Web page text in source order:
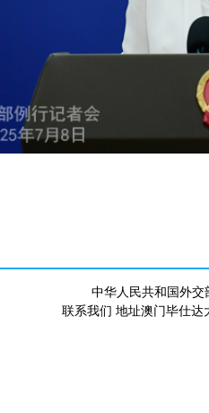
中华人民共和国外
联系我们 地址澳门毕仕